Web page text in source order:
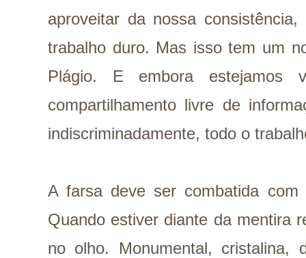
aproveitar da nossa
trabalho duro. Mas isso tem um
Plágio. E embora estejamos
compartilhamento livre de
indiscriminadamente, todo o
A farsa deve ser combatida
Quando estiver diante da mentira
no olho. Monumental, cristalina,